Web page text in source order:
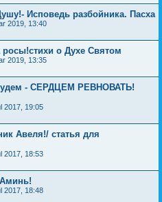
Исповедь разбойника. Пасха
2019, 13:40
росы!стихи о Духе Святом
2019, 13:35
- СЕРДЦЕМ РЕВНОВАТЬ!
2017, 19:05
Авеля!/ статья для
2017, 18:53
2017, 18:48